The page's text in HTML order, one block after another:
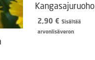
Kangasajuruoho
2,90 € Sisältää
arvonlisäveron